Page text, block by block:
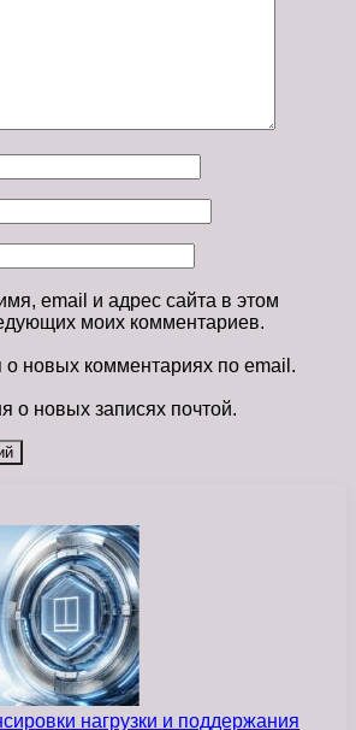
email и адрес сайта в этом
моих комментариев.
новых комментариях по email.
о новых записях почтой.
нагрузки и поддержания